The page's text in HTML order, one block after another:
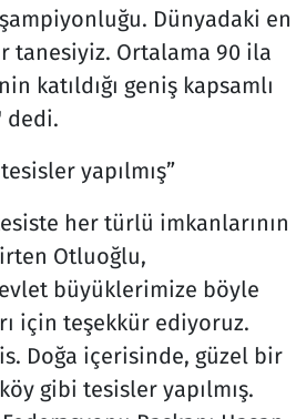
Dünyadaki en
tanesiyiz. Ortalama 90 ila
katıldığı geniş kapsamlı
dedi.
yapılmış”
her türlü imkanlarının
Otluoğlu,
büyüklerimize böyle
için teşekkür ediyoruz.
Doğa içerisinde, güzel bir
gibi tesisler yapılmış.